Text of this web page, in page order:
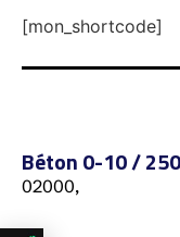
[mon_shortcode]
Béton 0-10 /
02000,